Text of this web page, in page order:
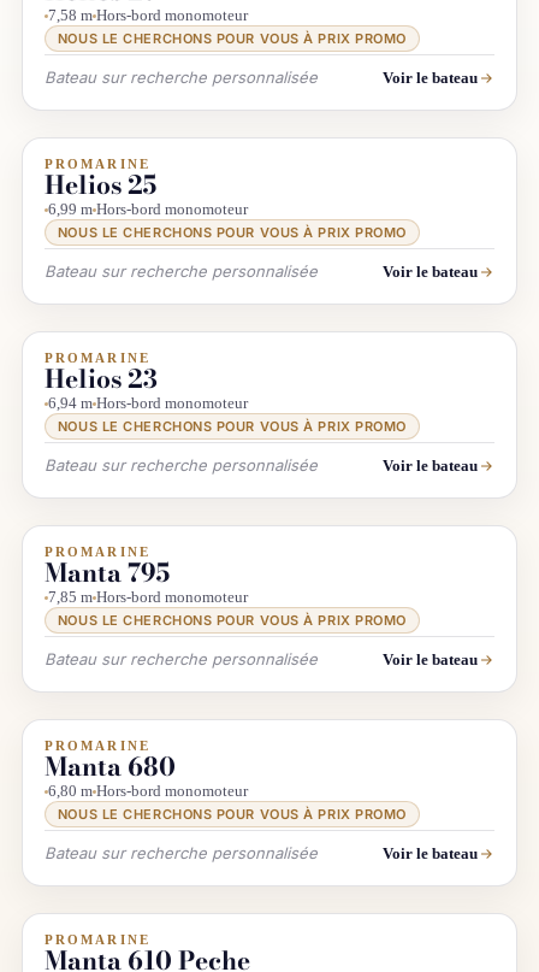
7,58 m Hors-bord monomoteur
NOUS LE CHERCHONS POUR VOUS À PRIX PROMO
Bateau sur recherche personnalisée Voir le bateau
INFO & RECHERCHE
PROMARINE
Helios 25
6,99 m Hors-bord monomoteur
NOUS LE CHERCHONS POUR VOUS À PRIX PROMO
Bateau sur recherche personnalisée Voir le bateau
INFO & RECHERCHE
PROMARINE
Helios 23
6,94 m Hors-bord monomoteur
NOUS LE CHERCHONS POUR VOUS À PRIX PROMO
Bateau sur recherche personnalisée Voir le bateau
INFO & RECHERCHE
PROMARINE
Manta 795
7,85 m Hors-bord monomoteur
NOUS LE CHERCHONS POUR VOUS À PRIX PROMO
Bateau sur recherche personnalisée Voir le bateau
INFO & RECHERCHE
PROMARINE
Manta 680
6,80 m Hors-bord monomoteur
NOUS LE CHERCHONS POUR VOUS À PRIX PROMO
Bateau sur recherche personnalisée Voir le bateau
INFO & RECHERCHE
PROMARINE
Manta 610 Peche